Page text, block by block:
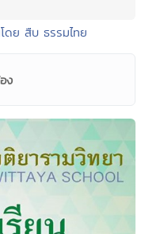
ดย สืบ ธรรมไทย
ง